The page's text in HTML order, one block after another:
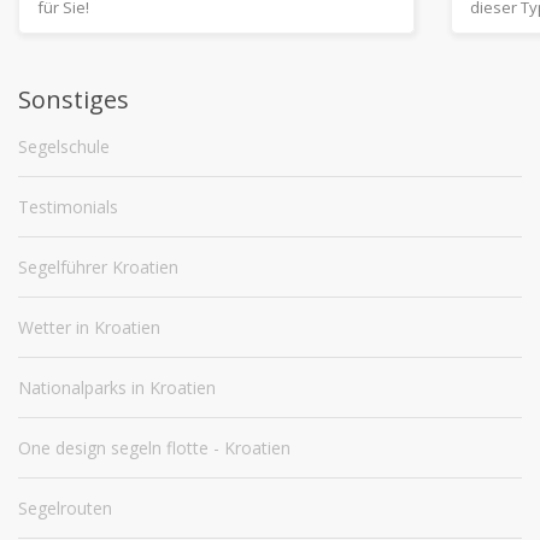
dieser Typ von Booten immer beliebter. Der
Ufers.
sorgen,
Sonstiges
Segelschule
Testimonials
Segelführer Kroatien
Wetter in Kroatien
Nationalparks in Kroatien
One design segeln flotte - Kroatien
Segelrouten